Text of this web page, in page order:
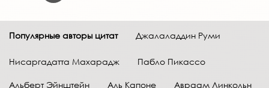
Популярные авторы цитат Джалаладдин Руми
Нисаргадатта Махарадж Пабло Пикассо
Альберт Эйнштейн Аль Капоне Авраам Линкольн